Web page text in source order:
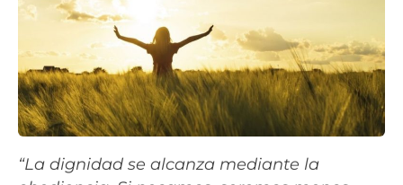
“La dignidad se alcanza mediante la